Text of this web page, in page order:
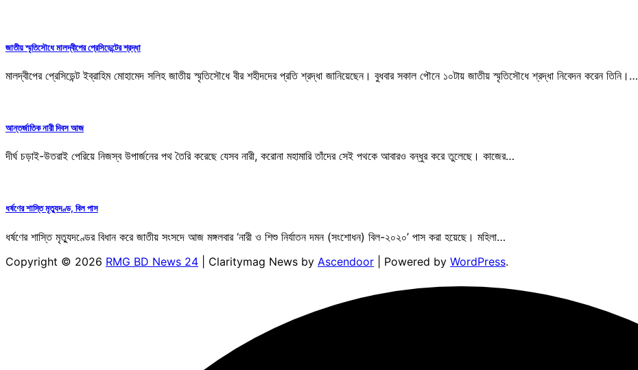
জাতীয় স্মৃতিসৌধে মালদ্বীপের প্রেসিডেন্টের শ্রদ্ধা
মালদ্বীপের প্রেসিডেন্ট ইব্রাহিম মোহামেদ সলিহ জাতীয় স্মৃতিসৌধে বীর শহীদদের প্রতি শ্রদ্ধা জানিয়েছেন। বুধবার সকাল পৌনে ১০টায় জাতীয় স্মৃতিসৌধে শ্রদ্ধা নিবেদন করেন তিনি।…
আন্তর্জাতিক নারী দিবস আজ
দীর্ঘ চড়াই-উতরাই পেরিয়ে নিজস্ব উপার্জনের পথ তৈরি করেছে যেসব নারী, করোনা মহামারি তাঁদের সেই পথকে আবারও বন্ধুর করে তুলেছে। কাজের…
ধর্ষণের শাস্তি মৃত্যুদণ্ড, বিল পাস
ধর্ষণের শাস্তি মৃত্যুদণ্ডের বিধান করে জাতীয় সংসদে আজ মঙ্গলবার ‘নারী ও শিশু নির্যাতন দমন (সংশোধন) বিল-২০২০’ পাস করা হয়েছে। মহিলা…
Copyright © 2026 RMG BD News 24 | Claritymag News by Ascendoor | Powered by WordPress.